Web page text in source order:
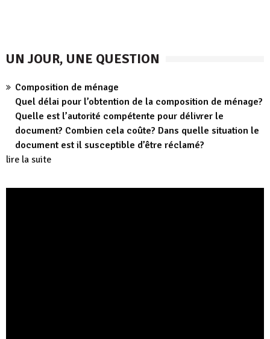
UN JOUR, UNE QUESTION
Composition de ménage
Quel délai pour l’obtention de la composition de ménage?
Quelle est l’autorité compétente pour délivrer le
document? Combien cela coûte? Dans quelle situation le
document est il susceptible d’être réclamé?
lire la suite